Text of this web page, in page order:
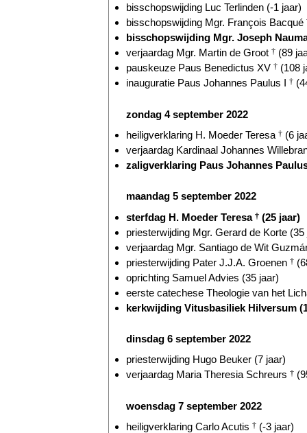
bisschopswijding Luc Terlinden (-1 jaar)
bisschopswijding Mgr. François Bacqué
bisschopswijding Mgr. Joseph
verjaardag Mgr. Martin de Groot † (89
pauskeuze Paus Benedictus XV † (108
inauguratie Paus Johannes Paulus I †
zondag 4 september 2022
heiligverklaring H. Moeder Teresa † (6
verjaardag Kardinaal Johannes
zaligverklaring Paus Johannes
maandag 5 september 2022
sterfdag H. Moeder Teresa † (25 jaar)
priesterwijding Mgr. Gerard de Korte (35
verjaardag Mgr. Santiago de Wit
priesterwijding Pater J.J.A. Groenen †
oprichting Samuel Advies (35 jaar)
eerste catechese Theologie van het
kerkwijding Vitusbasiliek Hilversum
dinsdag 6 september 2022
priesterwijding Hugo Beuker (7 jaar)
verjaardag Maria Theresia Schreurs †
woensdag 7 september 2022
heiligverklaring Carlo Acutis † (-3 jaar)